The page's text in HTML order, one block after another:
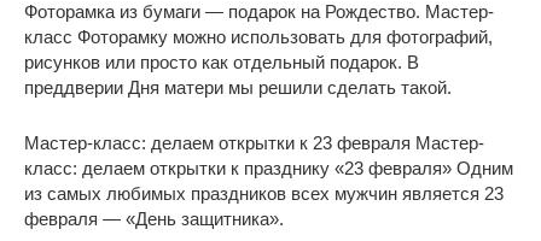
Фоторамка из бумаги — подарок на Рождество. Мастер-
класс Фоторамку можно использовать для фотографий,
рисунков или просто как отдельный подарок. В
преддверии Дня матери мы решили сделать такой.
Мастер-класс: делаем открытки к 23 февраля Мастер-
класс: делаем открытки к празднику «23 февраля» Одним
из самых любимых праздников всех мужчин является 23
февраля — «День защитника».